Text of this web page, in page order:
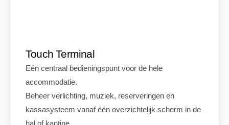
Touch Terminal
Eén centraal bedieningspunt voor de hele
accommodatie.
Beheer verlichting, muziek, reserveringen en
kassasysteem vanaf één overzichtelijk scherm in de
hal of kantine.